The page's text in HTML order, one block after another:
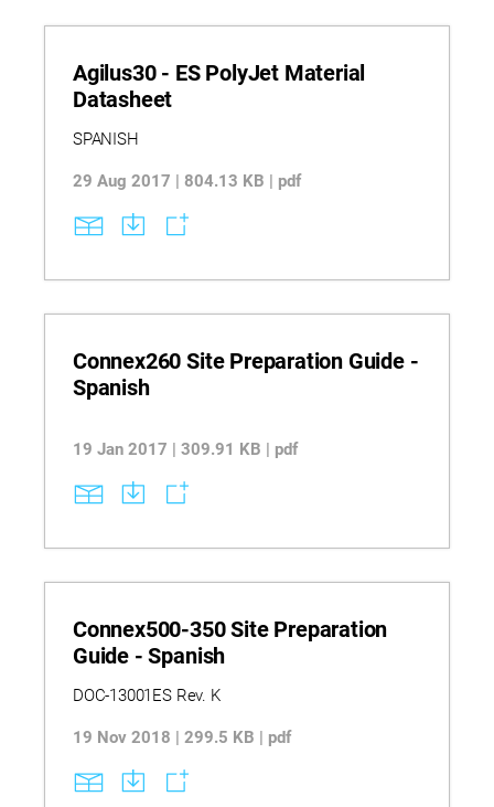
Agilus30 - ES PolyJet Material
Datasheet
SPANISH
29 Aug 2017 | 804.13 KB | pdf
Connex260 Site Preparation Guide -
Spanish
19 Jan 2017 | 309.91 KB | pdf
Connex500-350 Site Preparation
Guide - Spanish
DOC-13001ES Rev. K
19 Nov 2018 | 299.5 KB | pdf